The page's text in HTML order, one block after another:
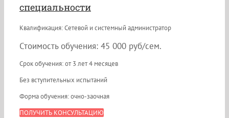
специальности
Квалификация: Сетевой и системный администратор
Стоимость обучения: 45 000 руб/сем.
Срок обучения: от 3 лет 4 месяцев
Без вступительных испытаний
Форма обучения: очно-заочная
ПОЛУЧИТЬ КОНСУЛЬТАЦИЮ